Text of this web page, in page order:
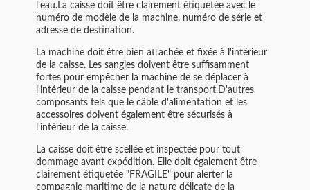
l'eau.La caisse doit être clairement étiquetée avec le
numéro de modèle de la machine, numéro de série et
adresse de destination.
La machine doit être bien attachée et fixée à l'intérieur
de la caisse. Les sangles doivent être suffisamment
fortes pour empêcher la machine de se déplacer à
l'intérieur de la caisse pendant le transport.D'autres
composants tels que le câble d'alimentation et les
accessoires doivent également être sécurisés à
l'intérieur de la caisse.
La caisse doit être scellée et inspectée pour tout
dommage avant expédition. Elle doit également être
clairement étiquetée "FRAGILE" pour alerter la
compagnie maritime de la nature délicate de la